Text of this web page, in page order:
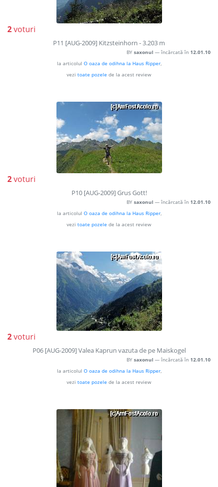
2voturi
P11 [AUG-2009] Kitzsteinhorn - 3.203 m
BY saxonul — încărcată în 12.01.10
la articolul O oaza de odihna la Haus Ripper,
vezi toate pozele de la acest review
2voturi
P10 [AUG-2009] Grus Gott!
BY saxonul — încărcată în 12.01.10
la articolul O oaza de odihna la Haus Ripper,
vezi toate pozele de la acest review
2voturi
P06 [AUG-2009] Valea Kaprun vazuta de pe Maiskogel
BY saxonul — încărcată în 12.01.10
la articolul O oaza de odihna la Haus Ripper,
vezi toate pozele de la acest review